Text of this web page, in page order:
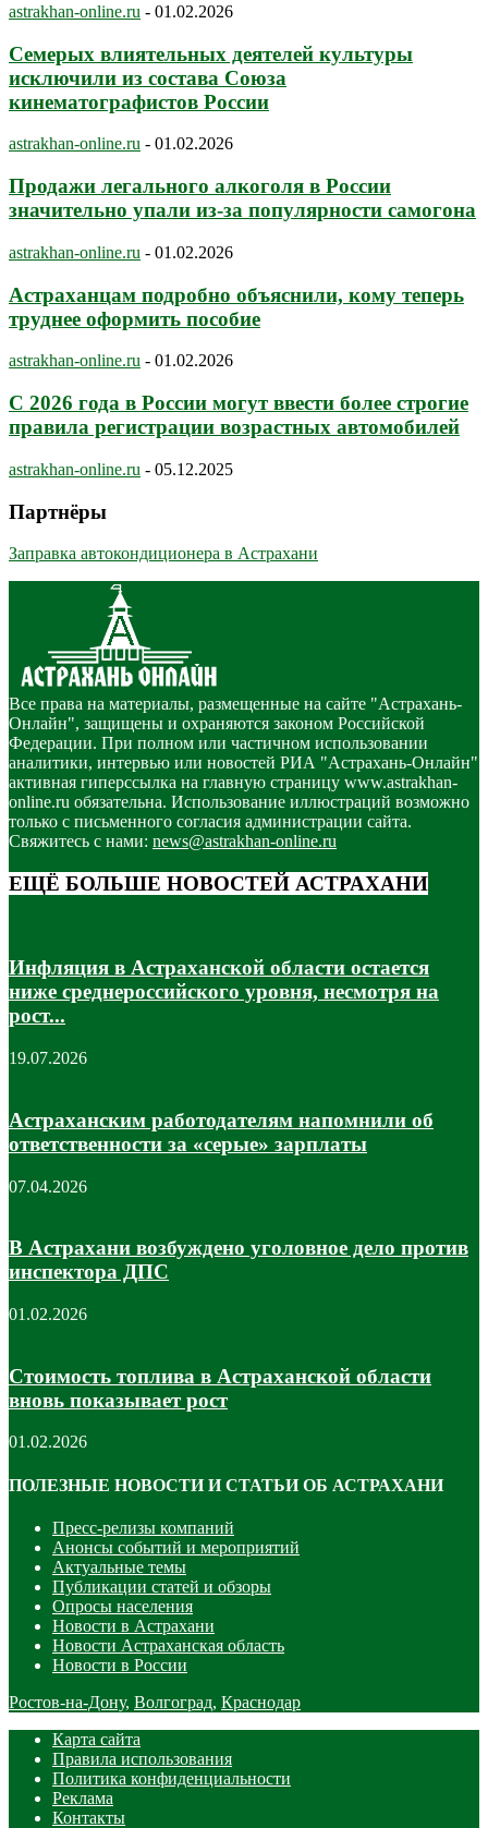
astrakhan-online.ru - 01.02.2026
Семерых влиятельных деятелей культуры
исключили из состава Союза
кинематографистов России
astrakhan-online.ru - 01.02.2026
Продажи легального алкоголя в России
значительно упали из-за популярности самогона
astrakhan-online.ru - 01.02.2026
Астраханцам подробно объяснили, кому теперь
труднее оформить пособие
astrakhan-online.ru - 01.02.2026
С 2026 года в России могут ввести более строгие
правила регистрации возрастных автомобилей
astrakhan-online.ru - 05.12.2025
Партнёры
Заправка автокондиционера в Астрахани
Все права на материалы, размещенные на сайте "Астрахань-
Онлайн", защищены и охраняются законом Российской
Федерации. При полном или частичном использовании
аналитики, интервью или новостей РИА "Астрахань-Онлайн"
активная гиперссылка на главную страницу www.astrakhan-
online.ru обязательна. Использование иллюстраций возможно
только с письменного согласия администрации сайта.
Свяжитесь с нами: news@astrakhan-online.ru
ЕЩЁ БОЛЬШЕ НОВОСТЕЙ АСТРАХАНИ
Инфляция в Астраханской области остается
ниже среднероссийского уровня, несмотря на
рост...
19.07.2026
Астраханским работодателям напомнили об
ответственности за «серые» зарплаты
07.04.2026
В Астрахани возбуждено уголовное дело против
инспектора ДПС
01.02.2026
Стоимость топлива в Астраханской области
вновь показывает рост
01.02.2026
ПОЛЕЗНЫЕ НОВОСТИ И СТАТЬИ ОБ АСТРАХАНИ
Пресс-релизы компаний
Анонсы событий и мероприятий
Актуальные темы
Публикации статей и обзоры
Опросы населения
Новости в Астрахани
Новости Астраханская область
Новости в России
Ростов-на-Дону, Волгоград, Краснодар
Карта сайта
Правила использования
Политика конфиденциальности
Реклама
Контакты